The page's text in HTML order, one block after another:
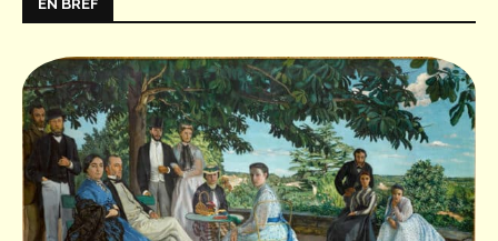
EN BREF